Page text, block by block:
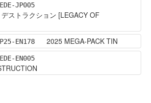
JP005
ストラクション [LEGACY OF
EN178 2025 MEGA-PACK TIN
EN005